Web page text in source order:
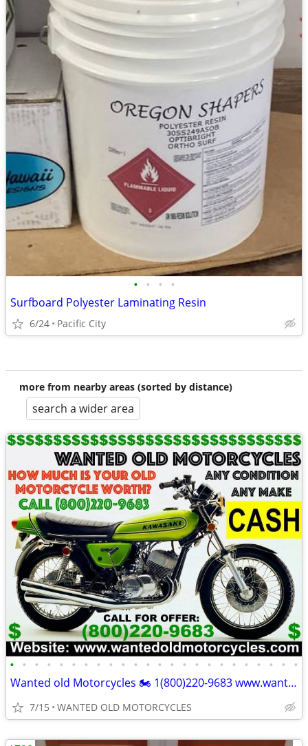
• • • •
Surfboard Polyester Laminating Resin
6/24 Pacific City
more from nearby areas (sorted by distance)
search a wider area
• • • • • • • • • • • • • • • • • • • • • • • •
Wanted old Motorcycles 🏍️ 1(800)220-9683 www.wantedoldmotorcycles.com
7/15 WANTED OLD MOTORCYCLES